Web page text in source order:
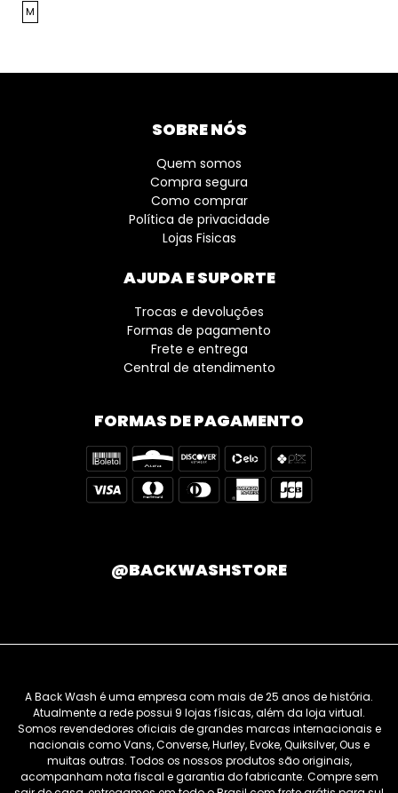
M
SOBRE NÓS
Quem somos
Compra segura
Como comprar
Política de privacidade
Lojas Fisicas
AJUDA E SUPORTE
Trocas e devoluções
Formas de pagamento
Frete e entrega
Central de atendimento
FORMAS DE PAGAMENTO
@BACKWASHSTORE
A Back Wash é uma empresa com mais de 25 anos de história.
Atualmente a rede possui 9 lojas físicas, além da loja virtual.
Somos revendedores oficiais de grandes marcas internacionais e
nacionais como Vans, Converse, Hurley, Evoke, Quiksilver, Ous e
muitas outras. Todos os nossos produtos são originais,
acompanham nota fiscal e garantia do fabricante. Compre sem